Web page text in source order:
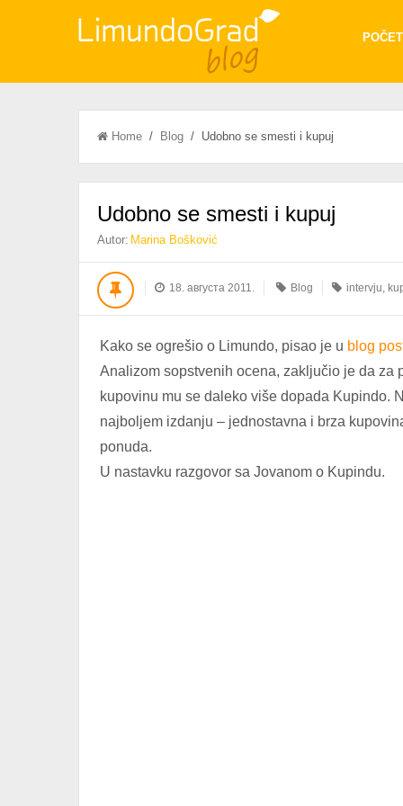
Home / Blog / Udobno se smesti i kupuj
Udobno se smesti i kupuj
Autor: Marina Bošković
18. августа 2011. Blog intervju,
Kako se ogrešio o Limundo, pisao je u blog
Analizom sopstvenih ocena, zaključio je da za
kupovinu mu se daleko više dopada Kupindo.
najboljem izdanju – jednostavna i brza
ponuda.
U nastavku razgovor sa Jovanom o Kupindu.